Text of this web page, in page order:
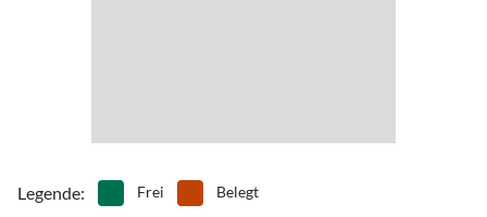
Legende: Frei Belegt